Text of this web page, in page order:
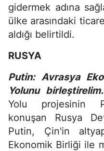
gidermek adına
ülke arasındaki
aldığı belirtildi.
RUSYA
Putin: Avrasya
Yolunu
Yolu projesinin
konuşan Rusya
Putin, Çin'in
Ekonomik Birliği ile